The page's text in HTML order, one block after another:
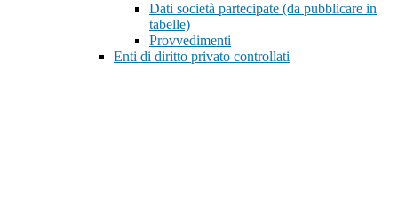
Dati società partecipate (da pubblicare in
tabelle)
Provvedimenti
Enti di diritto privato controllati